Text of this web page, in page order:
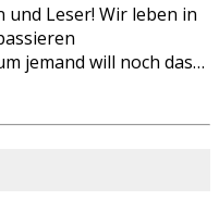
Leser! Wir leben in
jemand will noch das…